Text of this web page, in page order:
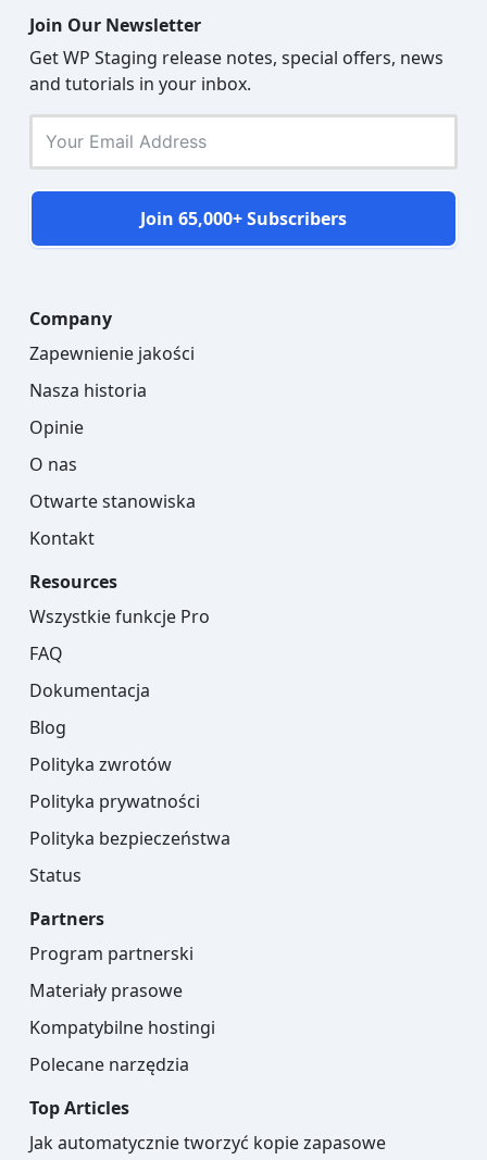
Join Our Newsletter
Get WP Staging release notes, special offers, news
and tutorials in your inbox.
Join 65,000+ Subscribers
Company
Zapewnienie jakości
Nasza historia
Opinie
O nas
Otwarte stanowiska
Kontakt
Resources
Wszystkie funkcje Pro
FAQ
Dokumentacja
Blog
Polityka zwrotów
Polityka prywatności
Polityka bezpieczeństwa
Status
Partners
Program partnerski
Materiały prasowe
Kompatybilne hostingi
Polecane narzędzia
Top Articles
Jak automatycznie tworzyć kopie zapasowe